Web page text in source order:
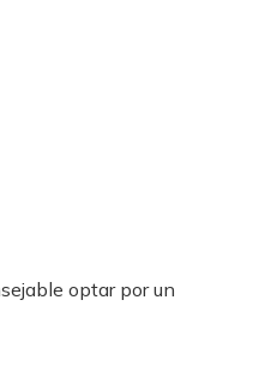
optar por un